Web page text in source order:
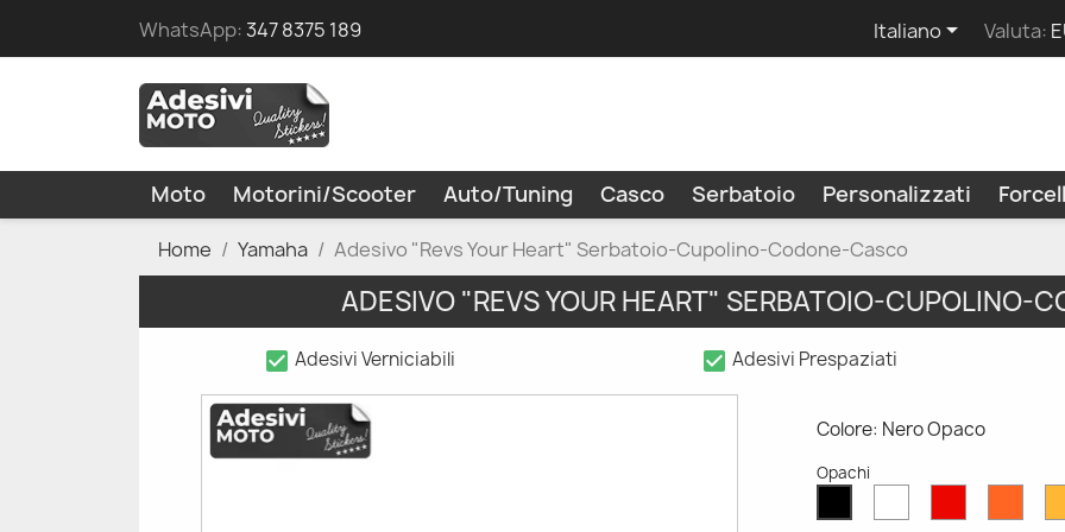
WhatsApp:347 8375 189 Italiano Valuta:
Moto Motorini/Scooter Auto/Tuning Casco Serbatoio Personalizzati
Home Yamaha Adesivo "Revs Your Heart" Serbatoio-Cupolino-Codone-Casco
ADESIVO "REVS YOUR HEART" SERBATOIO-CUPOLINO-
check_box Adesivi Verniciabili check_box Adesivi Prespaziati
Colore: Nero Opaco
Opachi
Opaco OpacoOpaco